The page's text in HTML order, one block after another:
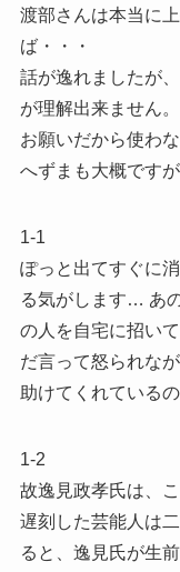
渡部さんは本当に
ば・・・
話が逸れましたが
が理解出来ません。
お願いだから使わ
へずまも大概です
1-1
ぽっと出てすぐに
る気がします… あ
の人を自宅に招い
だ言って怒られな
助けてくれている
1-2
故逸見政孝氏は、
遅刻した芸能人は
ると、逸見氏が生